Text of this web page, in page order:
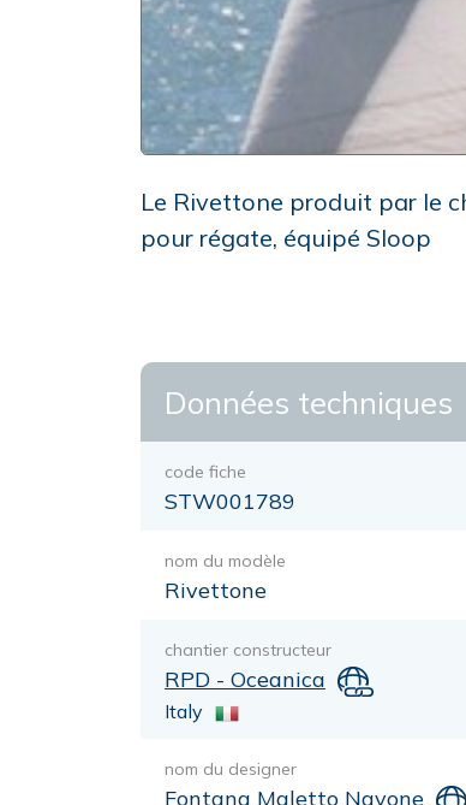
Le Rivettone produit par le
pour régate, équipé Sloop
Données techniques
code fiche
STW001789
nom du modèle
Rivettone
chantier constructeur
RPD - Oceanica
Italy
nom du designer
Fontana Maletto Navone